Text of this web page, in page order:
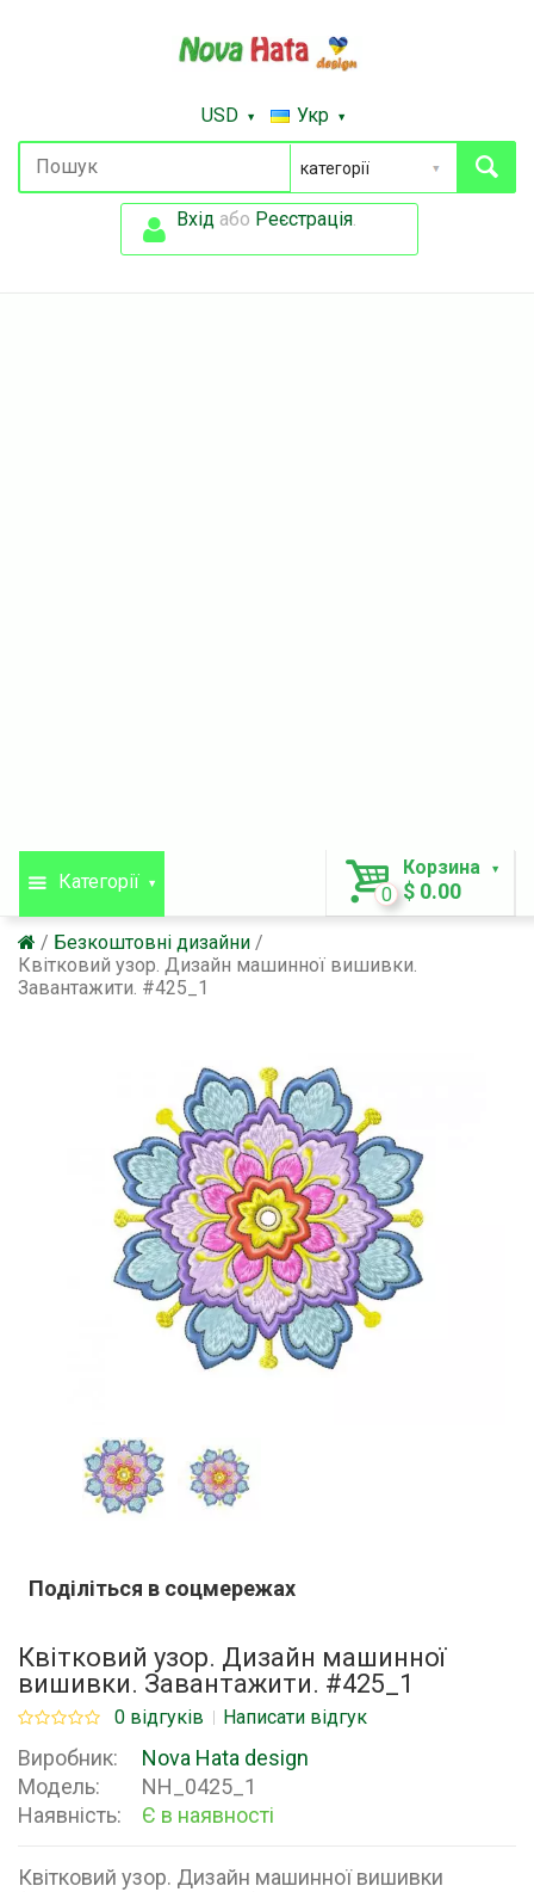
USD Укр
Вхід або Реєстрація
Категорії
Корзина
0 $ 0.00
Безкоштовні дизайни
Квітковий узор. Дизайн машинної вишивки.
Завантажити. #425_1
Поділіться в соцмережах
Квітковий узор. Дизайн машинної
вишивки. Завантажити. #425_1
0 відгуків Написати відгук
Виробник:
Nova Hata design
Модель:
NH_0425_1
Наявність:
Є в наявності
Квітковий узор. Дизайн машинної вишивки